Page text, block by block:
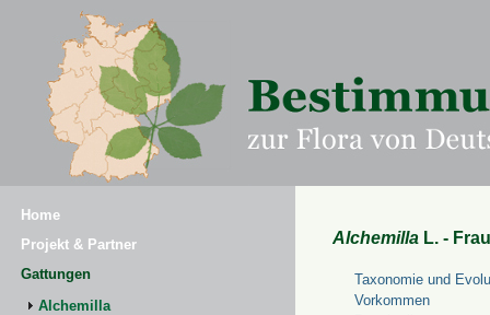
Home
Projekt & Partner
Gattungen
Alchemilla
Alchemilla L. -
Taxonomie und
Vorkommen